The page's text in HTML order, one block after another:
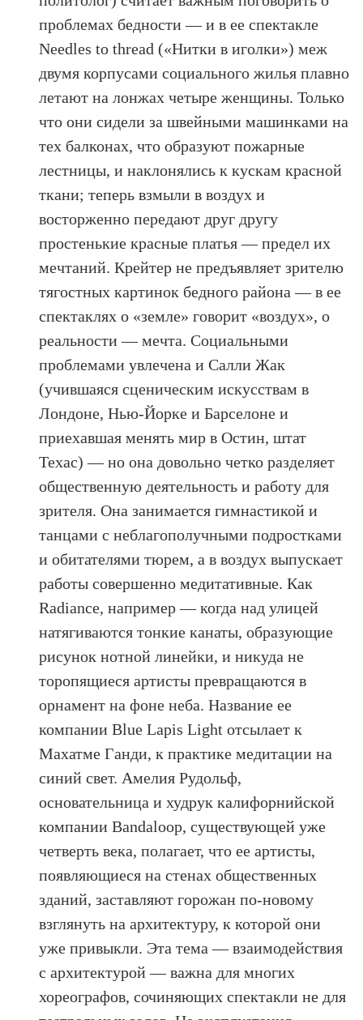
проблемах бедности — и в ее спектакле
Needles to thread («Нитки в иголки») меж
двумя корпусами социального жилья плавно
летают на лонжах четыре женщины. Только
что они сидели за швейными машинками на
тех балконах, что образуют пожарные
лестницы, и наклонялись к кускам красной
ткани; теперь взмыли в воздух и
восторженно передают друг другу
простенькие красные платья — предел их
мечтаний. Крейтер не предъявляет зрителю
тягостных картинок бедного района — в ее
спектаклях о «земле» говорит «воздух», о
реальности — мечта. Социальными
проблемами увлечена и Салли Жак
(учившаяся сценическим искусствам в
Лондоне, Нью-Йорке и Барселоне и
приехавшая менять мир в Остин, штат
Техас) — но она довольно четко разделяет
общественную деятельность и работу для
зрителя. Она занимается гимнастикой и
танцами с неблагополучными подростками
и обитателями тюрем, а в воздух выпускает
работы совершенно медитативные. Как
Radiance, например — когда над улицей
натягиваются тонкие канаты, образующие
рисунок нотной линейки, и никуда не
торопящиеся артисты превращаются в
орнамент на фоне неба. Название ее
компании Blue Lapis Light отсылает к
Махатме Ганди, к практике медитации на
синий свет. Амелия Рудольф,
основательница и худрук калифорнийской
компании Bandaloop, существующей уже
четверть века, полагает, что ее артисты,
появляющиеся на стенах общественных
зданий, заставляют горожан по-новому
взглянуть на архитектуру, к которой они
уже привыкли. Эта тема — взаимодействия
с архитектурой — важна для многих
хореографов, сочиняющих спектакли не для